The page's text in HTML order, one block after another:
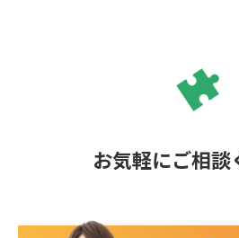
お気軽にご相談